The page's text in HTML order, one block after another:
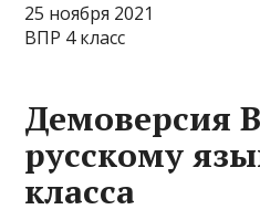
25 ноября 2021
ВПР 4 класс
Демоверсия
русскому
класса